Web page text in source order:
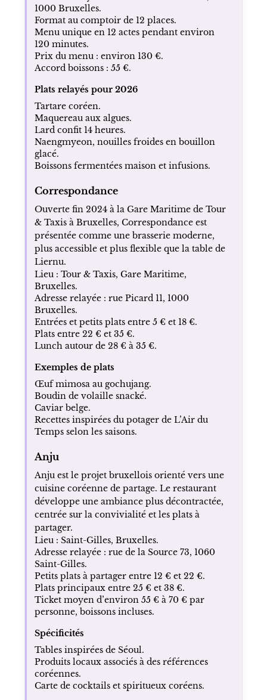
1000 Bruxelles.
Format au comptoir de 12 places.
Menu unique en 12 actes pendant environ
120 minutes.
Prix du menu : environ 130 €.
Accord boissons : 55 €.
Plats relayés pour 2026
Tartare coréen.
Maquereau aux algues.
Lard confit 14 heures.
Naengmyeon, nouilles froides en bouillon
glacé.
Boissons fermentées maison et infusions.
Correspondance
Ouverte fin 2024 à la Gare Maritime de Tour
& Taxis à Bruxelles, Correspondance est
présentée comme une brasserie moderne,
plus accessible et plus flexible que la table de
Liernu.
Lieu : Tour & Taxis, Gare Maritime,
Bruxelles.
Adresse relayée : rue Picard 11, 1000
Bruxelles.
Entrées et petits plats entre 5 € et 18 €.
Plats entre 22 € et 35 €.
Lunch autour de 28 € à 35 €.
Exemples de plats
Œuf mimosa au gochujang.
Boudin de volaille snacké.
Caviar belge.
Recettes inspirées du potager de L’Air du
Temps selon les saisons.
Anju
Anju est le projet bruxellois orienté vers une
cuisine coréenne de partage. Le restaurant
développe une ambiance plus décontractée,
centrée sur la convivialité et les plats à
partager.
Lieu : Saint-Gilles, Bruxelles.
Adresse relayée : rue de la Source 73, 1060
Saint-Gilles.
Petits plats à partager entre 12 € et 22 €.
Plats principaux entre 25 € et 38 €.
Ticket moyen d’environ 55 € à 70 € par
personne, boissons incluses.
Spécificités
Tables inspirées de Séoul.
Produits locaux associés à des références
coréennes.
Carte de cocktails et spiritueux coréens.